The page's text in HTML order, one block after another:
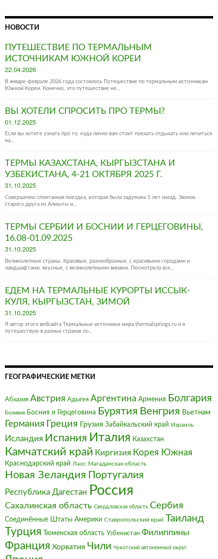
НОВОСТИ
ПУТЕШЕСТВИЕ ПО ТЕРМАЛЬНЫМ
ИСТОЧНИКАМ ЮЖНОЙ КОРЕИ
Posted
on
22.04.2026
В январе-феврале 2026 года состоялось Путешествие по термальным источникам
Южной Кореи. Конечно, это путешествие не…
ВЫ ХОТЕЛИ СПРОСИТЬ ПРО ТЕРМЫ?
Posted
on
01.12.2025
Если вы хотите узнать про то, куда лично вам стоит поехать отдыхать или лечиться
на…
ТЕРМЫ КАЗАХСТАНА, КЫРГЫЗСТАНА И
УЗБЕКИСТАНА, 4-21 ОКТЯБРЯ 2025 Г.
Posted
on
31.10.2025
Совершенно спонтанная поездка, которая была задумана 5 лет назад. Звонок
старого друга из Алмыты и…
ТЕРМЫ СЕРБИИ И БОСНИИ И ГЕРЦЕГОВИНЫ,
16.08-01.09.2025
Posted
on
31.10.2025
Великолепные страны. Красивые, разнообразные, с красивыми городами и
ландшафтами, вкусные, с великолепными винами. Посмотрела все…
ЕДЕМ НА ТЕРМАЛЬНЫЕ КУРОРТЫ ИССЫК-
КУЛЯ, КЫРГЫЗСТАН, ЗИМОЙ
Posted
on
31.10.2025
Я автор этого вебсайта Термальные источники мира thermalsprings.ru и я
путешествую в разных странах по…
ГЕОГРАФИЧЕСКИЕ МЕТКИ
Абхазия Австрия‎ Адыгея Аргентина Армения Болгария‎
Боливия Босния и Герцеговина Бурятия Венгрия Вьетнам
Германия Греция Грузия Забайкальский край Израиль
Исландия Испания Италия‎ Казахстан
Камчатский край Киргизия Корея Южная
Краснодарский край Лаос Магаданская область
Новая Зеландия Португалия
Республика Дагестан Россия
Сахалинская область Свердловская область Сербия
Соединённые Штаты Америки Ставропольский край Таиланд
Турция Тюменская область Узбекистан Филиппины
Франция‎ Хорватия Чили Чукотский автономный округ